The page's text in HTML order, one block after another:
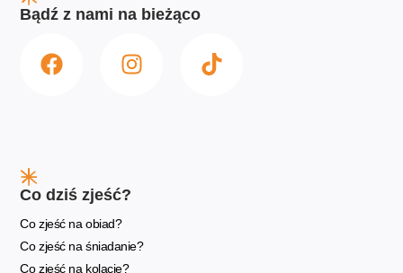
Bądź z nami na bieżąco
Co dziś zjeść?
Co zjeść na obiad?
Co zjeść na śniadanie?
Co zjeść na kolację?